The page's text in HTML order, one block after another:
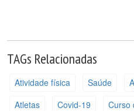
TAGs Relacionadas
Atividade física Saúde
Atletas
Covid-19
Curso